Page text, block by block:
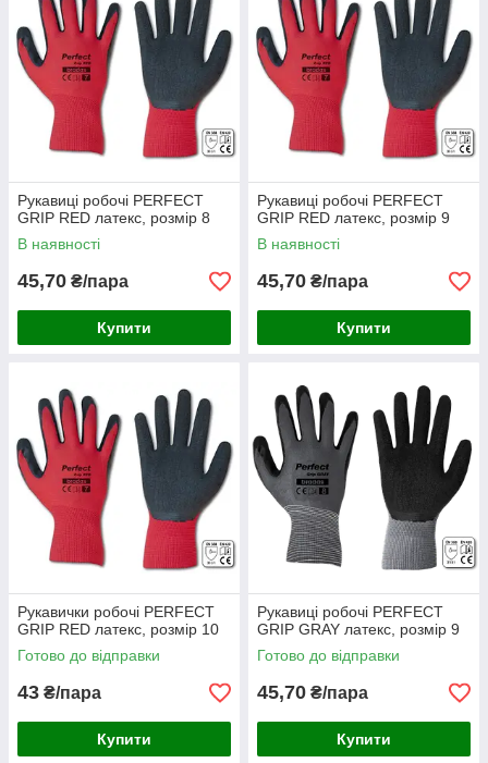
Рукавиці робочі PERFECT
GRIP RED латекс, розмір 8
В наявності
45,70 ₴/пара
Купити
Рукавиці робочі PERFECT
GRIP RED латекс, розмір 9
В наявності
45,70 ₴/пара
Купити
Рукавички робочі PERFECT
GRIP RED латекс, розмір 10
Готово до відправки
43 ₴/пара
Купити
Рукавиці робочі PERFECT
GRIP GRAY латекс, розмір 9
Готово до відправки
45,70 ₴/пара
Купити